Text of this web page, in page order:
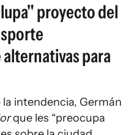
proyecto del
para
intendencia, Germán
que les “preocupa